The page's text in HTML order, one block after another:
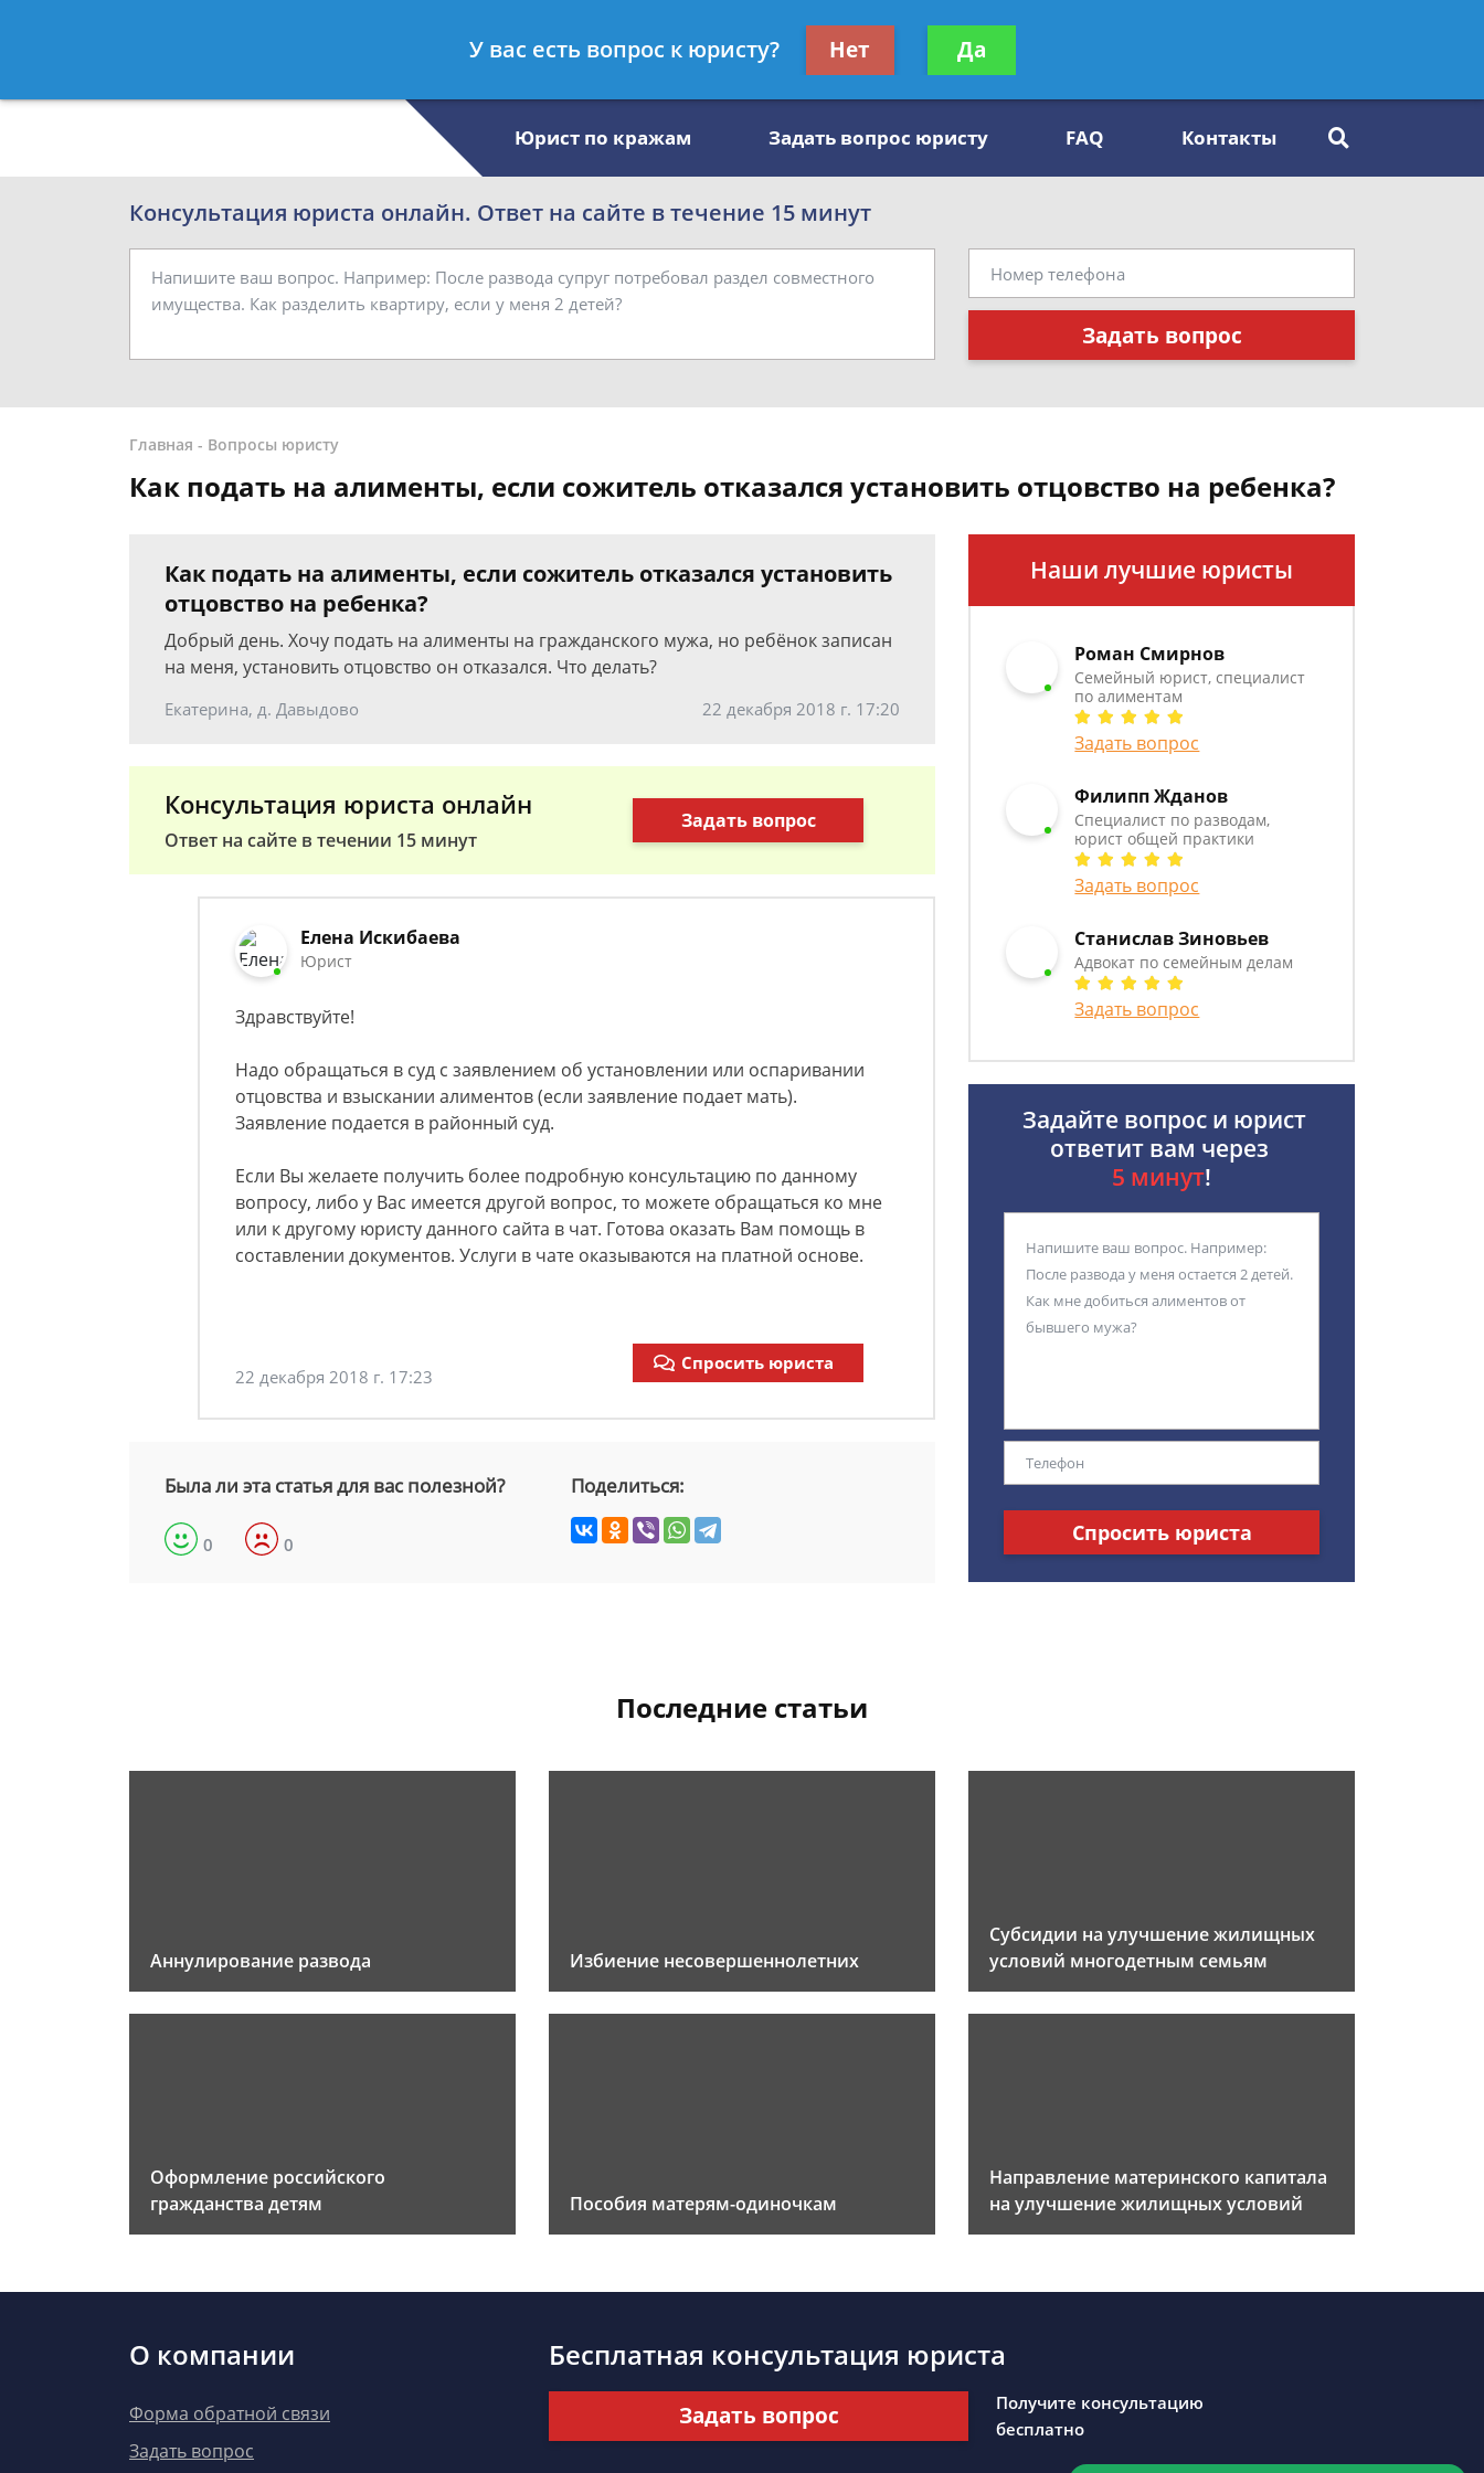
- Семейный юрист, специалист по алиментам
Получите консультацию
бесплатно
Юрист по кражам Задать вопрос юристу FAQ Контакты
Консультация юриста онлайн. Ответ на сайте в течение 15 минут
Задать вопрос
Главная - Вопросы юристу
Как подать на алименты, если сожитель отказался установить отцовство на ребенка?
Как подать на алименты, если сожитель отказался установить
отцовство на ребенка?
Добрый день. Хочу подать на алименты на гражданского мужа, но ребёнок записан
на меня, установить отцовство он отказался. Что делать?
Екатерина, д. Давыдово 22 декабря 2018 г. 17:20
Консультация юриста онлайн
Ответ на сайте в течении 15 минут
Задать вопрос
Елена Искибаева
Юрист
Здравствуйте!
Надо обращаться в суд с заявлением об установлении или оспаривании
отцовства и взыскании алиментов (если заявление подает мать).
Заявление подается в районный суд.
Если Вы желаете получить более подробную консультацию по данному
вопросу, либо у Вас имеется другой вопрос, то можете обращаться ко мне
или к другому юристу данного сайта в чат. Готова оказать Вам помощь в
составлении документов. Услуги в чате оказываются на платной основе.
22 декабря 2018 г. 17:23
Спросить юриста
Была ли эта статья для вас полезной?
0 0
Поделиться:
Наши лучшие юристы
Роман Смирнов
Семейный юрист, специалист
по алиментам
Задать вопрос
Филипп Жданов
Специалист по разводам,
юрист общей практики
Задать вопрос
Станислав Зиновьев
Адвокат по семейным делам
Задать вопрос
Задайте вопрос и юрист
ответит вам через
5 минут!
Спросить юриста
Последние статьи
Аннулирование развода Избиение несовершеннолетних
Субсидии на улучшение жилищных
условий многодетным семьям
Оформление российского
гражданства детям
Пособия матерям-одиночкам
Направление материнского капитала
на улучшение жилищных условий
О компании
Форма обратной связи
Задать вопрос
Бесплатная консультация юриста
Задать вопрос
Получите консультацию
бесплатно
У вас есть вопрос к юристу? Нет Да